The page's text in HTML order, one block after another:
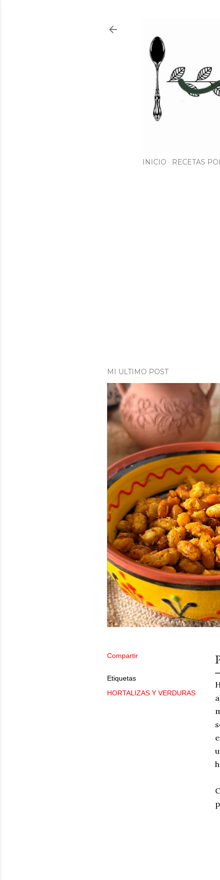
INICIO RECETAS
MI ULTIMO POST
Compartir
Etiquetas
HORTALIZAS Y VERDURAS